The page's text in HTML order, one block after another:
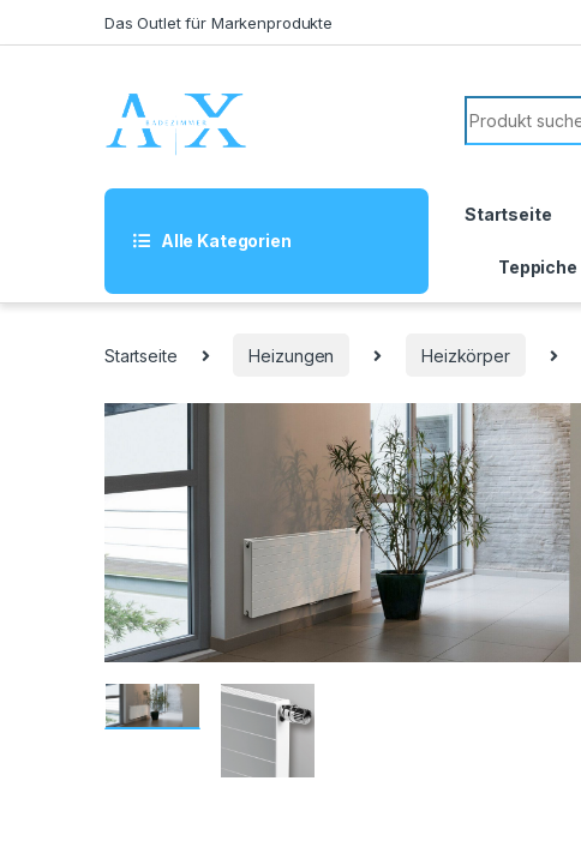
Das Outlet für Markenprodukte
Search for:
Alle Kategorien
Startseite
Teppiche
Startseite Heizungen Heizkörper